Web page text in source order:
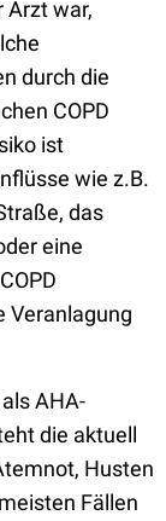
Arzt war,
durch die
COPD
ist
wie z.B.
das
eine
Veranlagung
AHA-
die aktuell
Husten
Fällen